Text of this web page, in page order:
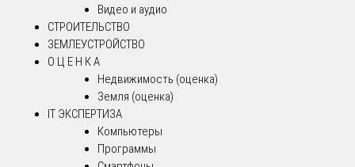
Видео и аудио
СТРОИТЕЛЬСТВО
ЗЕМЛЕУСТРОЙСТВО
О Ц Е Н К А
Недвижимость (оценка)
Земля (оценка)
IT ЭКСПЕРТИЗА
Компьютеры
Программы